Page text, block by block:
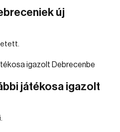
új
játékosa igazolt